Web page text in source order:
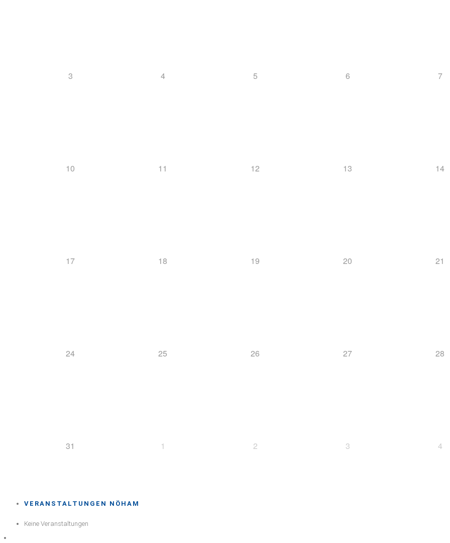
3 4 5 6 7
10 11 12 13 14
17 18 19 20 21
24 25 26 27 28
31 1 2 3 4
VERANSTALTUNGEN NÖHAM
Keine Veranstaltungen